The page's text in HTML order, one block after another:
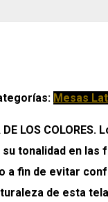
Mesas
DE LOS
tonalidad en
a fin de evitar
de esta